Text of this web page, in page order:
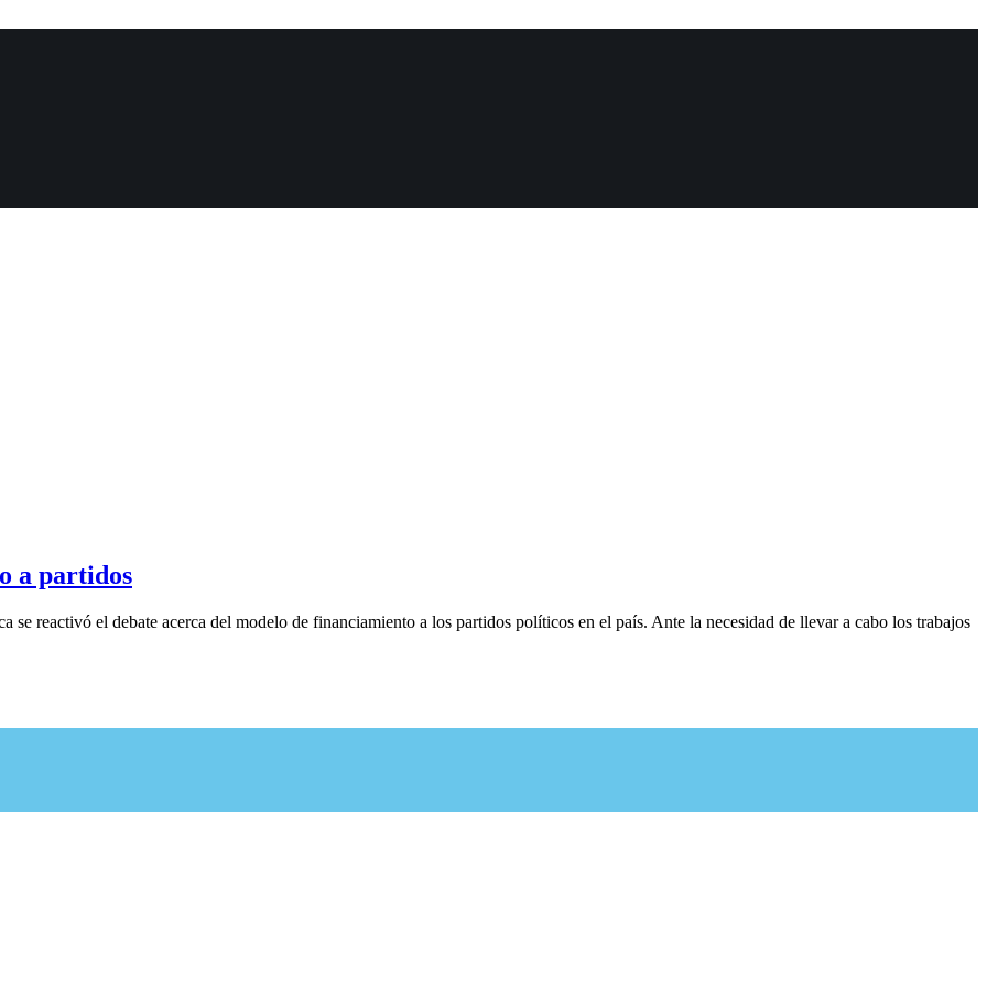
a partidos
se reactivó el debate acerca del modelo de financiamiento a los partidos políticos en el país. Ante la necesidad de llevar a cabo los trabajos